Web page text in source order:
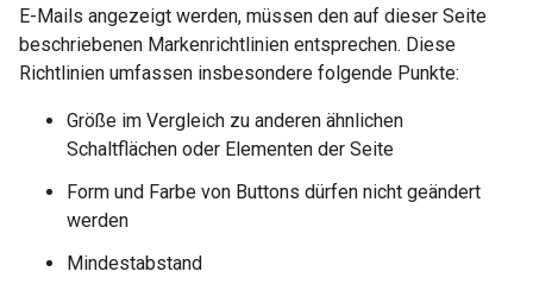
E-Mails angezeigt werden, müssen den auf dieser Seite
beschriebenen Markenrichtlinien entsprechen. Diese
Richtlinien umfassen insbesondere folgende Punkte:
Größe im Vergleich zu anderen ähnlichen
Schaltflächen oder Elementen der Seite
Form und Farbe von Buttons dürfen nicht geändert
werden
Mindestabstand